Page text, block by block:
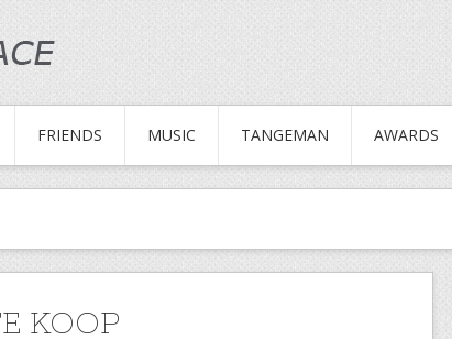
FRIENDS MUSIC TANGEMAN AWARDS
KOOP